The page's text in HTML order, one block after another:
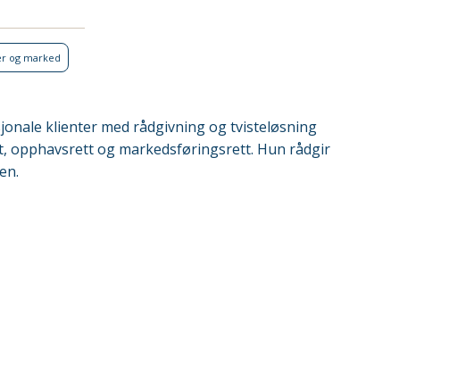
og marked
klienter med rådgivning og tvisteløsning
opphavsrett og markedsføringsrett. Hun rådgir